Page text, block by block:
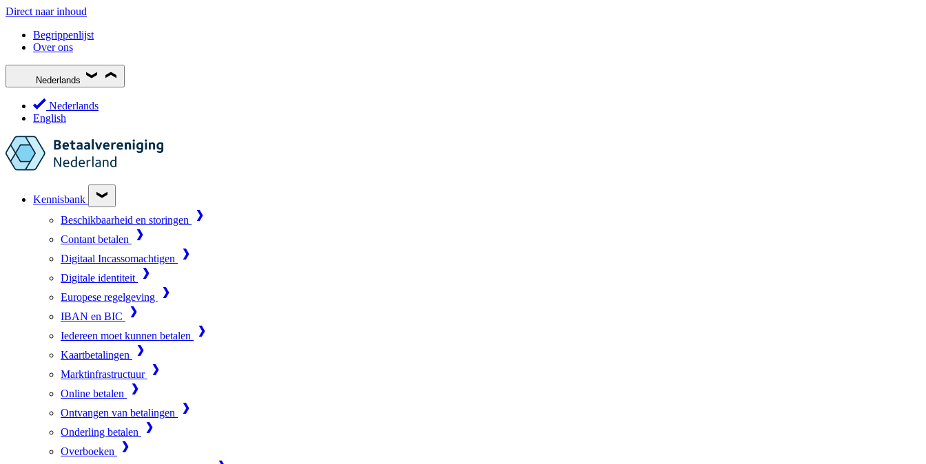
Direct naar inhoud
Begrippenlijst
Over ons
Nederlands
Nederlands
English
Kennisbank
Beschikbaarheid en storingen
Contant betalen
Digitaal Incassomachtigen
Digitale identiteit
Europese regelgeving
IBAN en BIC
Iedereen moet kunnen betalen
Kaartbetalingen
Marktinfrastructuur
Online betalen
Ontvangen van betalingen
Onderling betalen
Overboeken